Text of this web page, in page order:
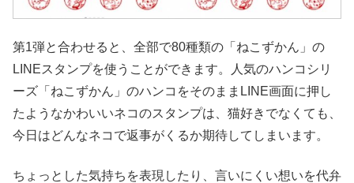
第1弾と合わせると、全部で80種類の「ねこずかん」の
LINEスタンプを使うことができます。人気のハンコシリ
ーズ「ねこずかん」のハンコをそのままLINE画面に押し
たようなかわいいネコのスタンプは、猫好きでなくても、
今日はどんなネコで返事がくるか期待してしまいます。
ちょっとした気持ちを表現したり、言いにくい想いを代弁